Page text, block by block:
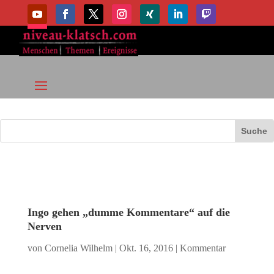
Ingo gehen „dumme Kommentare“ auf die
Nerven
von Cornelia Wilhelm| Okt. 16, 2016| Kommentar